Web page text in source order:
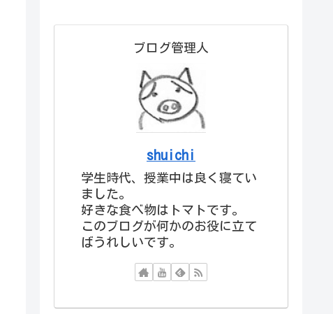
ブログ管理人
shuichi
学生時代、授業中は良く寝てい
ました。
好きな食べ物はトマトです。
このブログが何かのお役に立て
ばうれしいです。